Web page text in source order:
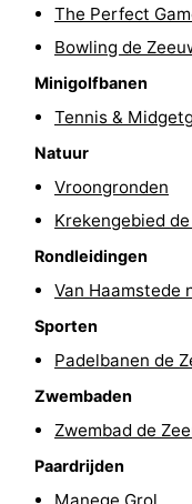
Hof
Haamstede
minutes
Strand
Bezienswaardigheden
Musea
Monumenten
Kerken
Molens
The Perfect
Bowling de
Minigolfbanen
Tennis &
Natuur
Vroongronden
Krekengebied
Rondleidingen
Van Haamstede
Sporten
Padelbanen de
Zwembaden
Zwembad de
Paardrijden